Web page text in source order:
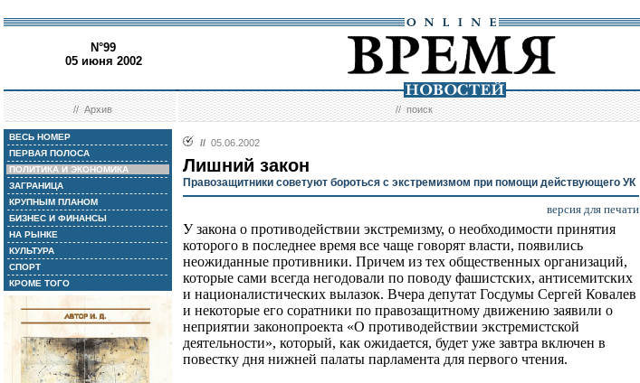
N°99
05 июня 2002
//Архив //поиск
ВЕСЬ НОМЕР
ПЕРВАЯ ПОЛОСА
ПОЛИТИКА И ЭКОНОМИКА
ЗАГРАНИЦА
КРУПНЫМ ПЛАНОМ
БИЗНЕС И ФИНАНСЫ
НА РЫНКЕ
КУЛЬТУРА
СПОРТ
КРОМЕ ТОГО
// 05.06.2002
Лишний закон
Правозащитники советуют бороться с экстремизмом при помощи действующего УК
версия для печати
У закона о противодействии экстремизму, о необходимости принятия
которого в последнее время все чаще говорят власти, появились
неожиданные противники. Причем из тех общественных организаций,
которые сами всегда негодовали по поводу фашистских, антисемитских
и националистических вылазок. Вчера депутат Госдумы Сергей Ковалев
и некоторые его соратники по правозащитному движению заявили о
неприятии законопроекта «О противодействии экстремистской
деятельности», который, как ожидается, будет уже завтра включен в
повестку дня нижней палаты парламента для первого чтения.